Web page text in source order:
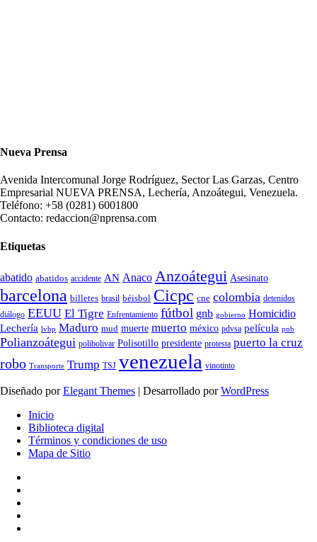
Nueva Prensa
Avenida Intercomunal Jorge Rodríguez, Sector Las Garzas, Centro
Empresarial NUEVA PRENSA, Lechería, Anzoátegui, Venezuela.
Teléfono: +58 (0281) 6001800
Contacto: redaccion@nprensa.com
Etiquetas
abatido abatidos accidente AN Anaco Anzoátegui Asesinato
barcelona billetes brasil béisbol Cicpc cne colombia detenidos
diálogo EEUU El Tigre Enfrentamiento fútbol gnb gobierno Homicidio
Lechería lvbp Maduro mud muerte muerto méxico pdvsa película pnb
Polianzoátegui polibolivar Polisotillo presidente protesta puerto la cruz
robo Transporte Trump TSJ venezuela vinotinto
Diseñado porElegant Themes | Desarrollado porWordPress
Inicio
Biblioteca digital
Términos y condiciones de uso
Mapa de Sitio